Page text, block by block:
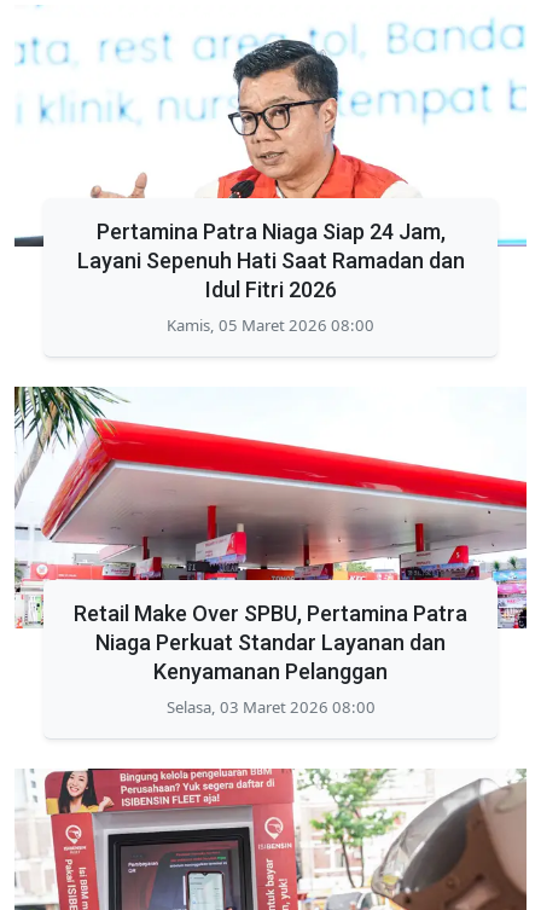
Pertamina Patra Niaga Siap 24 Jam,
Layani Sepenuh Hati Saat Ramadan dan
Idul Fitri 2026
Kamis, 05 Maret 2026 08:00
Retail Make Over SPBU, Pertamina Patra
Niaga Perkuat Standar Layanan dan
Kenyamanan Pelanggan
Selasa, 03 Maret 2026 08:00